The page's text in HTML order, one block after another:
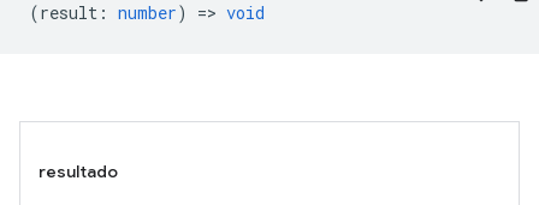
(result : number) => void
resultado